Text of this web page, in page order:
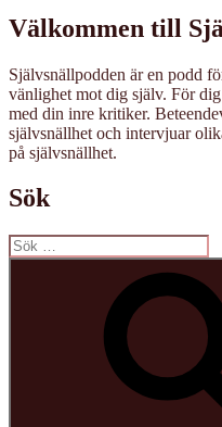
Välkommen till
Självsnällpodden är en podd
vänlighet mot dig själv. För
med din inre kritiker.
självsnällhet och intervjuar
på självsnällhet.
Sök
Sök
efter: